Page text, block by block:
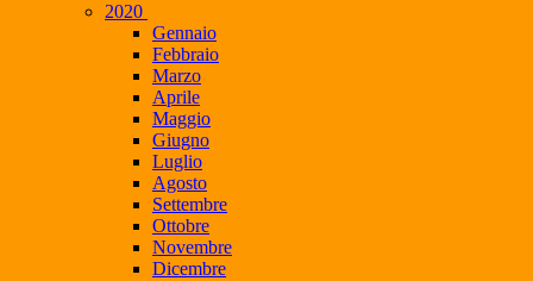
2020
Gennaio
Febbraio
Marzo
Aprile
Maggio
Giugno
Luglio
Agosto
Settembre
Ottobre
Novembre
Dicembre